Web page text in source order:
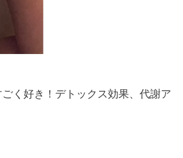
く好き！デトックス効果、代謝ア